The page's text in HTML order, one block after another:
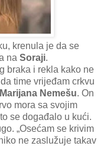
krenula je da se
na Soraji.
braka i rekla kako ne
time vrijeđam crkvu
Marijana Nemešu. On
mora sa svojim
se događalo u kući.
„Osećam se krivim
ne zaslužuje takav